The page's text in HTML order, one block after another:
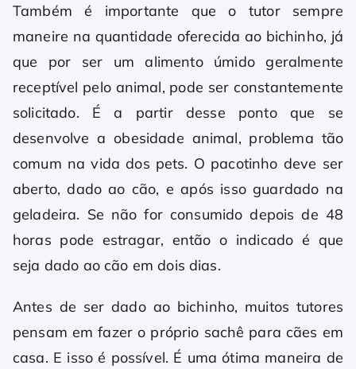
Também é importante que o tutor sempre
maneire na quantidade oferecida ao bichinho, já
que por ser um alimento úmido geralmente
receptível pelo animal, pode ser constantemente
solicitado. É a partir desse ponto que se
desenvolve a obesidade animal, problema tão
comum na vida dos pets. O pacotinho deve ser
aberto, dado ao cão, e após isso guardado na
geladeira. Se não for consumido depois de 48
horas pode estragar, então o indicado é que
seja dado ao cão em dois dias.
Antes de ser dado ao bichinho, muitos tutores
pensam em fazer o próprio sachê para cães em
casa. E isso é possível. É uma ótima maneira de